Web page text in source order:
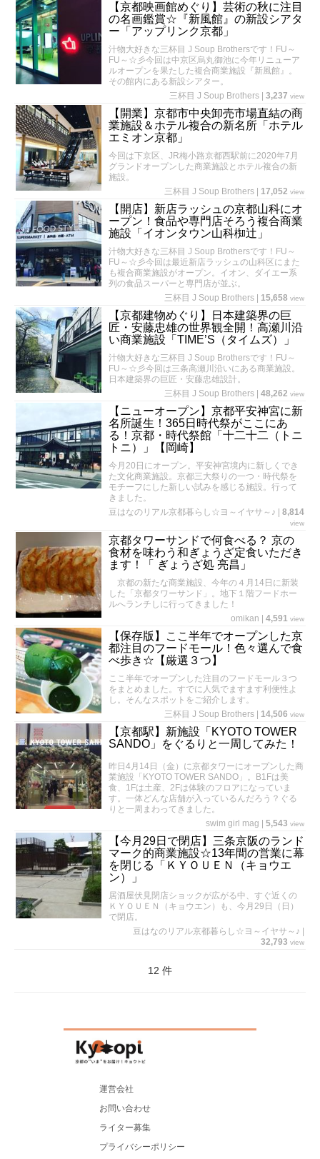
【京都映画館めぐり】芸術の秋に注目
の名画鑑賞☆『新風館』の新設シアタ
ー「アップリンク京都」
汁物大好きな三杯目 J Soup Brothersです！FU～
FU～☆彡今回は中京区烏丸御池に今年リニューア
ルオープンを果たした複合商業施設『新風館』。
その館内にある新設シアター。
三杯目 J Soup Brothers
3,237 view
【開業】京都市中央卸売市場直結の商
業施設＆ホテル複合の新名所「ホテル
エミオン京都」
今回は下京区、JR梅小路京都西駅前に2020年7月
グランドオープンした商業施設とホテル複合の新
施設。
三杯目 J Soup Brothers
17,052 view
【開店】新店ラッシュの京都山科にオ
ープン！食品や専門店そろう複合商業
施設「イオンタウン山科椥辻」
汁物大好きな三杯目 J Soup Brothersです！FU～
FU～☆彡今回は最近新店ラッシュの山科区にまた
も複合商業施設がオープン。イオン、ダイエー系
列の食品スーパーと専門店が並ぶ。
三杯目 J Soup Brothers
15,658 view
【京都建物めぐり】日本建築界の巨
匠・安藤忠雄の世界観全開！高瀬川沿
い商業施設「TIME’S（タイムズ）」
汁物大好きな三杯目 J Soup Brothersです！FU～
FU～☆彡今回は三条高瀬川沿いにある商業施設。
日本建築界の巨匠・安藤忠雄設計。
三杯目 J Soup Brothers
48,262 view
【ニューオープン】京都平安神宮に新
名所誕生！365日時代祭がここにあ
る！京都・時代祭館「十二十二（トニ
トニ）」【岡崎】
今月20日にオープン。平安神宮境内に新しくでき
た文化商業施設。京都三大祭りの一つ・時代祭を
モチーフにした新しい試みを感じる施設。行って
きました。
豆はなのリアル京都暮らし☆ヨ～イヤサ～♪
8,814
view
京都タワーサンドで何食べる？ 京の
食材を味わう和ぎょうざ定食いただき
ます！「 ぎょうざ処 亮昌」
京都の新たな商業施設、今年の４月14日に新装
した「京都タワーサンド」。地下１階フードホー
ルへランチしに行ってきました！
omikan
4,591 view
【保存版】ここ半年でオープンした京
都注目のフードモール！色々選んで食
べ歩き☆【厳選３つ】
ここ半年でオープンした注目のフードモール３つ
をまとめました。すでに人気でますます利便性よ
し。そんなスポットをご紹介します。
三杯目 J Soup Brothers
14,506 view
【京都駅】新施設「KYOTO TOWER
SANDO」をぐるりと一周してみた！
昨日4月14日（金）に京都タワーにオープンした商
業施設「KYOTO TOWER SANDO」。B1Fは美
食、1Fは土産、2Fは体験のフロアになっていま
す。一体どんな店舗が入っているんだろう？ぐる
りと一周まわってきました。
swim girl mag
5,543 view
【今月29日で閉店】三条京阪のランド
マーク的商業施設☆13年間の営業に幕
を閉じる「ＫＹＯＵＥＮ（キョウエ
ン）」
居酒屋伏見閉店ショックが広がる中、すぐ近くの
ＫＹＯＵＥＮ（キョウエン）も、今月29日（日）
で閉店。
豆はなのリアル京都暮らし☆ヨ～イヤサ～♪
32,793 view
12 件
運営会社
お問い合わせ
ライター募集
プライバシーポリシー